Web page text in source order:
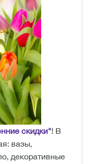
скидки"! В
вазы,
декоративные